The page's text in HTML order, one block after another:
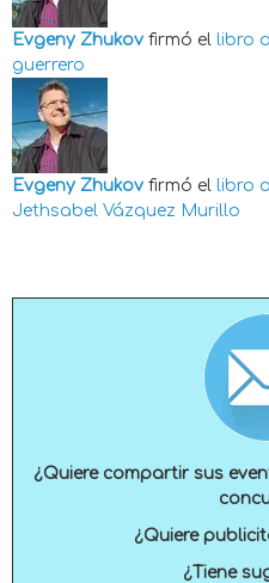
Evgeny Zhukov firmó el libro
guerrero
Evgeny Zhukov firmó el libro
Jethsabel Vázquez Murillo
¿Quiere compartir sus
¿Quiere
¿Tiene